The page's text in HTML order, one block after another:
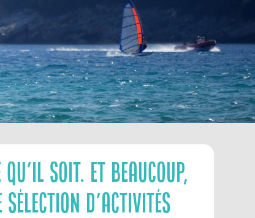
Soit. Et Beaucoup,
Sélection D’activités